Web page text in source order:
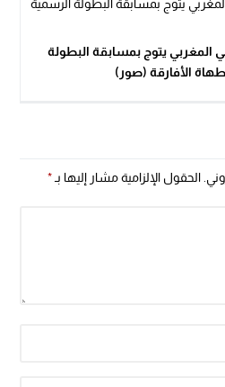
المغربي يتوج بمسابقة البطولة
الأفارقة (صور)
الحقول الإلزامية مشار إليها بـ*